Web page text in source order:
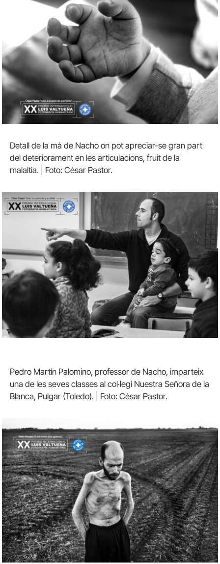
Detall de la mà de Nacho on pot apreciar-se gran part
del deteriorament en les articulacions, fruit de la
malaltia. | Foto: César Pastor.
Pedro Martín Palomino, professor de Nacho, imparteix
una de les seves classes al col·legi Nuestra Señora de la
Blanca, Pulgar (Toledo). | Foto: César Pastor.